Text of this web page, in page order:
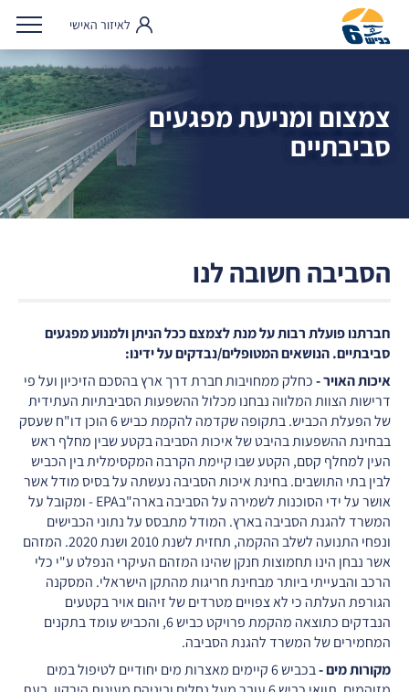
לאיזור האישי
צמצום ומניעת מפגעים
סביבתיים
הסביבה חשובה לנו
חברתנו פועלת רבות על מנת לצמצם ככל הניתן ולמנוע מפגעים
סביבתיים. הנושאים המטופלים/נבדקים על ידינו:
איכות האויר -כחלק ממחויבות חברת דרך ארץ בהסכם הזיכיון ועל פי
דרישות הצוות המלווה נבחנו מכלול ההשפעות הסביבתיות העתידית
של הפעלת הכביש. בתקופה שקדמה להקמת כביש 6 הוכן דו"ח שעסק
בבחינת ההשפעות בהיבט של איכות הסביבה בקטע שבין מחלף ראש
העין למחלף קסם, הקטע שבו קיימת הקרבה המקסימלית בין הכביש
לבין בתי התושבים. בחינת איכות הסביבה נעשתה על בסיס מודל אשר
אושר על ידי הסוכנות לשמירה על הסביבה בארה"בEPA - ומקובל על
המשרד להגנת הסביבה בארץ. המודל מתבסס על נתוני הכבישים
ונפחי התנועה לשלב ההקמה, תחזית לשנת 2010 ושנת 2020. המזהם
אשר נבחן הינו תחמוצות חנקן שהינו המזהם העיקרי הנפלט ע"י כלי
הרכב והבעייתי ביותר מבחינת חריגות מהתקן הישראלי. המסקנה
הגורפת העלתה כי לא צפויים מטרדים של זיהום אויר בקטעים
הנבדקים כתוצאה מהקמת פרויקט כביש 6, והכביש עומד בתקנים
המחמירים של המשרד להגנת הסביבה.
מקורות מים-
בכביש 6 קיימים מאצרות מים יחודיים לטיפול במים